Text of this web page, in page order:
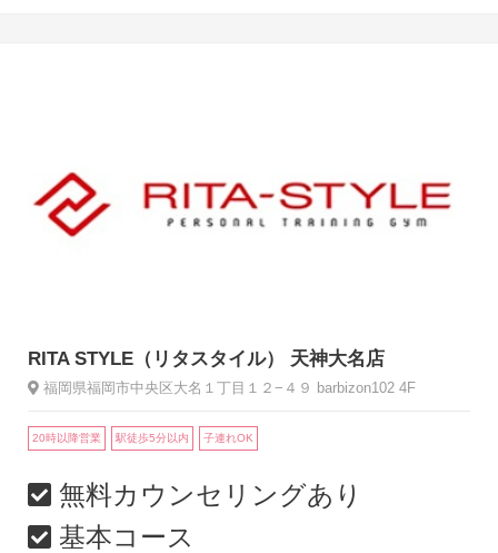
RITA STYLE（リタスタイル） 天神大名店
福岡県福岡市中央区大名１丁目１２−４９ barbizon102 4F
20時以降営業 駅徒歩5分以内 子連れOK
無料カウンセリングあり
基本コース